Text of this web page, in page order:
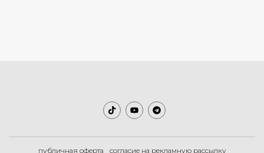
публичная оферта
согласие на рекламную рассылку